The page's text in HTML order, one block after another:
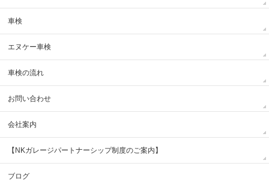
車検
エヌケー車検
車検の流れ
お問い合わせ
会社案内
【NKガレージパートナーシップ制度のご案内】
ブログ